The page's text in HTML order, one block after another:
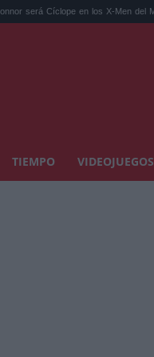
en los X-Men del MCU y Hea...
TIEMPO VIDEOJUEGOS